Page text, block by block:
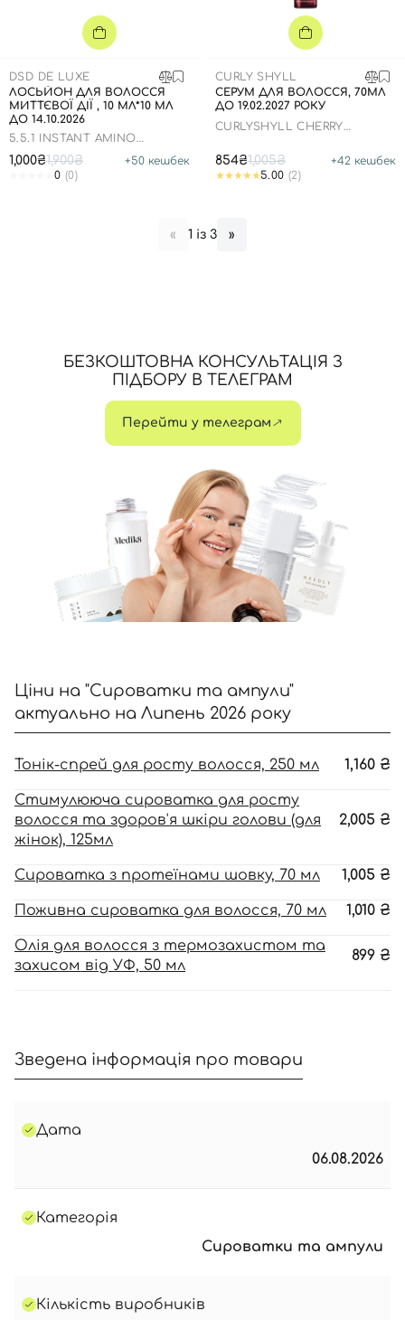
DSD DE LUXE
ЛОСЬЙОН ДЛЯ ВОЛОССЯ
МИТТЄВОЇ ДІЇ , 10 МЛ*10 МЛ
ДО 14.10.2026
5.5.1 INSTANT AMINO
1,000₴1,900₴ +50 кешбек
0 (0)
CURLY SHYLL
СЕРУМ ДЛЯ ВОЛОССЯ, 70МЛ
ДО 19.02.2027 РОКУ
CURLYSHYLL CHERRY
854₴1,005₴ +42 кешбек
5.00 (2)
« 1 із 3 »
БЕЗКОШТОВНА КОНСУЛЬТАЦІЯ З
ПІДБОРУ В ТЕЛЕГРАМ
Перейти у телеграм
Ціни на "Сироватки та ампули"
актуально на Липень 2026 року
Тонік-спрей для росту волосся, 250 мл 1,160 ₴
Стимулююча сироватка для росту
волосся та здоров'я шкіри голови (для
жінок), 125мл
2,005 ₴
Сироватка з протеїнами шовку, 70 мл 1,005 ₴
Поживна сироватка для волосся, 70 мл 1,010 ₴
Олія для волосся з термозахистом та
захисом від УФ, 50 мл
899 ₴
Зведена інформація про товари
Дата
06.08.2026
Категорія
Сироватки та ампули
Кількість виробників
Номер телефону
Відправляючи форму для авторизації/реєстрації ви
Далі
Увійти за допомогою e-mail